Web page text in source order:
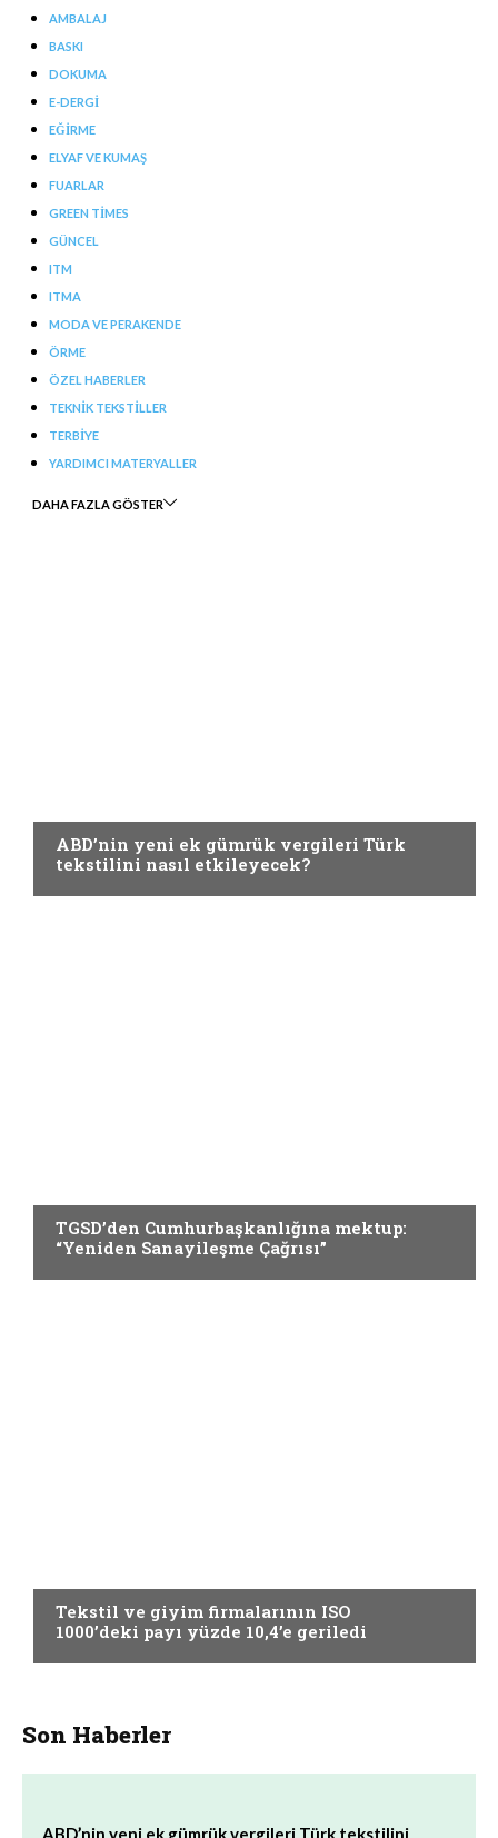
AMBALAJ
BASKI
DOKUMA
E-DERGI
EĞIRME
ELYAF VE KUMAŞ
FUARLAR
GREEN TIMES
GÜNCEL
ITM
ITMA
MODA VE PERAKENDE
ÖRME
ÖZEL HABERLER
TEKNIK TEKSTILLER
TERBIYE
YARDIMCI MATERYALLER
DAHA FAZLA GÖSTER
ABD’nin yeni ek gümrük vergileri Türk
tekstilini nasıl etkileyecek?
TGSD’den Cumhurbaşkanlığına mektup:
“Yeniden Sanayileşme Çağrısı”
Tekstil ve giyim firmalarının ISO
1000’deki payı yüzde 10,4’e geriledi
Son Haberler
ABD’nin yeni ek gümrük vergileri Türk tekstilini